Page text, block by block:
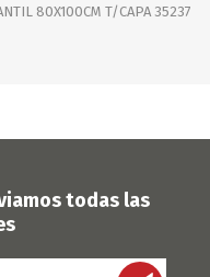
80X100CM T/CAPA 35237
todas las